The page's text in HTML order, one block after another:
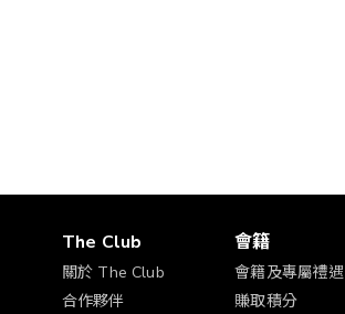
The Club
關於 The Club
合作夥伴
會籍
會籍及專屬禮遇
賺取積分